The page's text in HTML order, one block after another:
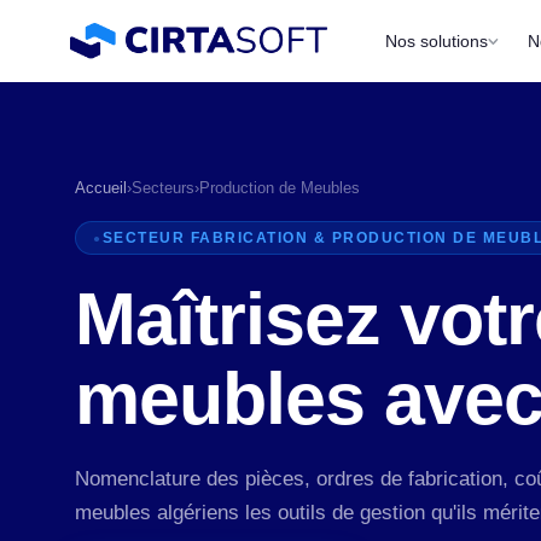
Nos solutions
Accueil ›Secteurs›Production de Meubles
SECTEUR FABRICATION & PRODUCTION DE
Maîtrisez
meubles avec
Nomenclature des pièces, ordres de fabrication,
meubles algériens les outils de gestion qu'ils